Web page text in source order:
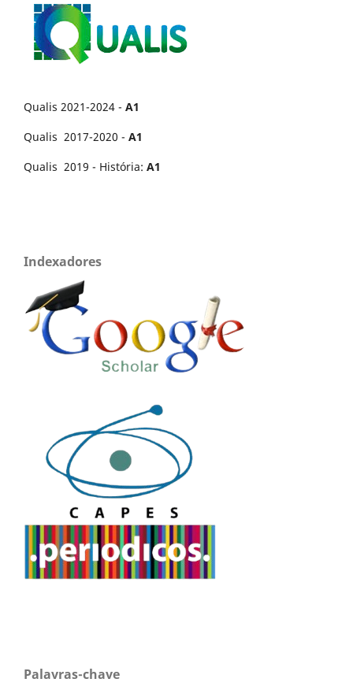
Qualis 2021-2024 - A1
Qualis 2017-2020 - A1
Qualis 2019 - História: A1
Indexadores
Palavras-chave